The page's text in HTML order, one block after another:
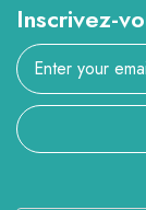
Inscrivez-